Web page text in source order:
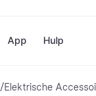
Winkels
App Hulp
/Elektrische